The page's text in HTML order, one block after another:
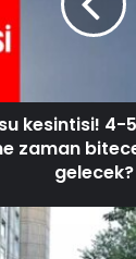
su kesintisi!
zaman
gelecek?